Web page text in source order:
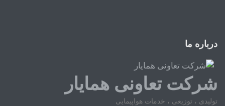
درباره ما
شرکت تعاونی همایار
تولیدی ، توزیعی ، خدمات هواپیمایی